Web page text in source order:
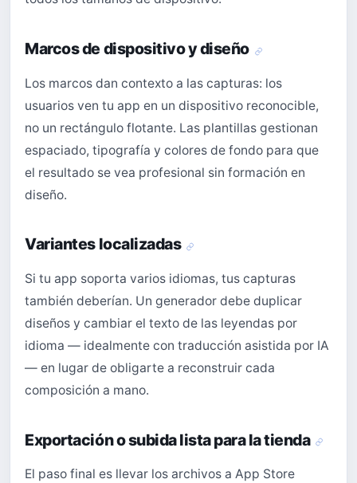
Marcos de dispositivo y diseño
Los marcos dan contexto a las capturas: los
usuarios ven tu app en un dispositivo reconocible,
no un rectángulo flotante. Las plantillas gestionan
espaciado, tipografía y colores de fondo para que
el resultado se vea profesional sin formación en
diseño.
Variantes localizadas
Si tu app soporta varios idiomas, tus capturas
también deberían. Un generador debe duplicar
diseños y cambiar el texto de las leyendas por
idioma — idealmente con traducción asistida por IA
— en lugar de obligarte a reconstruir cada
composición a mano.
Exportación o subida lista para la tienda
El paso final es llevar los archivos a App Store